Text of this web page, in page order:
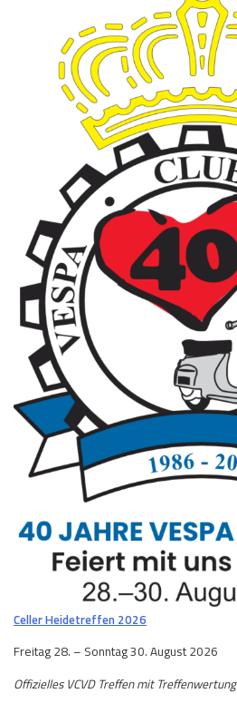
Celler Heidetreffen 2026
Freitag 28. – Sonntag 30. August 2026
Offizielles VCVD Treffen mit Treffenwertung